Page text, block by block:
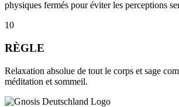
physiques fermés pour éviter les perceptions
10
RÈGLE
Relaxation absolue de tout le corps et sage
méditation et sommeil.